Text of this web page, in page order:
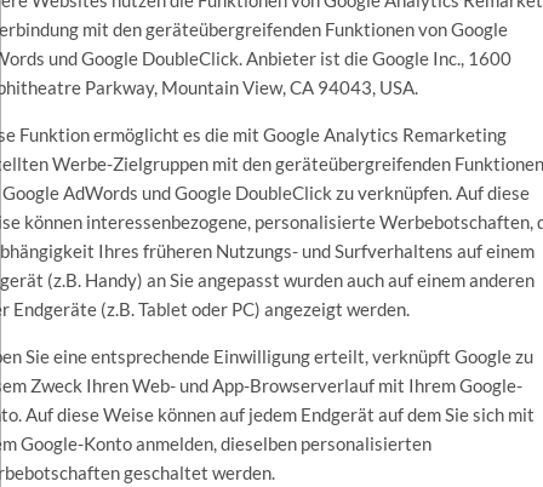
mit den geräteübergreifenden Funktionen von Google
und Google DoubleClick. Anbieter ist die Google Inc., 1600
Parkway, Mountain View, CA 94043, USA.
Funktion ermöglicht es die mit Google Analytics Remarketing
Werbe-Zielgruppen mit den geräteübergreifenden Funktionen
AdWords und Google DoubleClick zu verknüpfen. Auf diese
können interessenbezogene, personalisierte Werbebotschaften,
Ihres früheren Nutzungs- und Surfverhaltens auf einem
(z.B. Handy) an Sie angepasst wurden auch auf einem anderen
Endgeräte (z.B. Tablet oder PC) angezeigt werden.
Sie eine entsprechende Einwilligung erteilt, verknüpft Google zu
Zweck Ihren Web- und App-Browserverlauf mit Ihrem Google-
Auf diese Weise können auf jedem Endgerät auf dem Sie sich mit
Google-Konto anmelden, dieselben personalisierten
geschaltet werden.